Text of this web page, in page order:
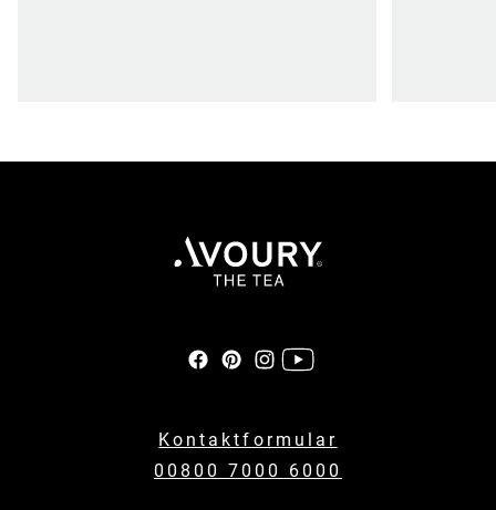
Kontaktformular
00800 7000 6000